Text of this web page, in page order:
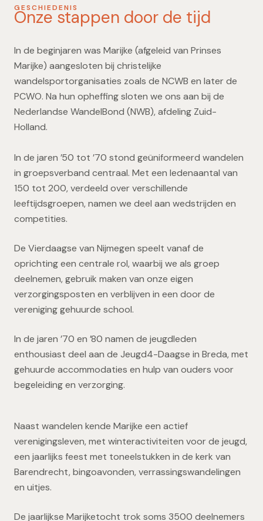
GESCHIEDENIS
Onze stappen door de tijd
In de beginjaren was Marijke (afgeleid van Prinses
Marijke) aangesloten bij christelijke
wandelsportorganisaties zoals de NCWB en later de
PCWO. Na hun opheffing sloten we ons aan bij de
Nederlandse WandelBond (NWB), afdeling Zuid-
Holland.
In de jaren ’50 tot ’70 stond geüniformeerd wandelen
in groepsverband centraal. Met een ledenaantal van
150 tot 200, verdeeld over verschillende
leeftijdsgroepen, namen we deel aan wedstrijden en
competities.
De Vierdaagse van Nijmegen speelt vanaf de
oprichting een centrale rol, waarbij we als groep
deelnemen, gebruik maken van onze eigen
verzorgingsposten en verblijven in een door de
vereniging gehuurde school.
In de jaren ’70 en ’80 namen de jeugdleden
enthousiast deel aan de Jeugd4-Daagse in Breda, met
gehuurde accommodaties en hulp van ouders voor
begeleiding en verzorging.
Naast wandelen kende Marijke een actief
verenigingsleven, met winteractiviteiten voor de jeugd,
een jaarlijks feest met toneelstukken in de kerk van
Barendrecht, bingoavonden, verrassingswandelingen
en uitjes.
De jaarlijkse Marijketocht trok soms 3500 deelnemers